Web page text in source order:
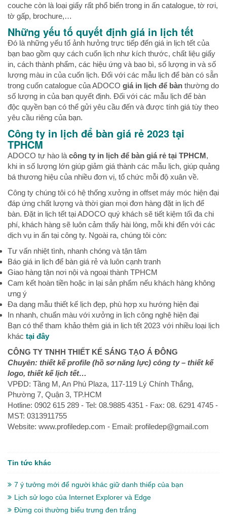
couche còn là loại giấy rất phổ biến trong in ấn catalogue, tờ rơi,
tờ gấp, brochure,…
Những yếu tố quyết định giá in lịch tết
Đó là những yếu tố ảnh hưởng trực tiếp đến giá in lịch tết của
bạn bao gồm quy cách cuốn lịch như kích thước, chất liệu giấy
in, cách thành phẩm, các hiệu ứng và bao bì, số lượng in và số
lượng màu in của cuốn lịch. Đối với các mẫu lịch để bàn có sẵn
trong cuốn catalogue của ADOCO giá in lịch để bàn thường do
số lượng in của bạn quyết định. Đối với các mẫu lịch để bàn
độc quyền bạn có thể gửi yêu cầu đến và được tính giá tùy theo
yêu cầu riêng của bạn.
Công ty in lịch để bàn giá rẻ 2023 tại
TPHCM
ADOCO tự hào là công ty in lịch để bàn giá rẻ tại TPHCM,
khi in số lượng lớn giúp giảm giá thành các mẫu lịch, giúp quảng
bá thương hiệu của nhiều đơn vị, tổ chức mỗi độ xuân về.
Công ty chúng tôi có hệ thống xưởng in offset máy móc hiện đại
đáp ứng chất lượng và thời gian mọi đơn hàng đặt in lịch để
bàn. Đặt in lịch tết tại ADOCO quý khách sẽ tiết kiệm tối đa chi
phí, khách hàng sẽ luôn cảm thấy hài lòng, mỗi khi đến với các
dịch vụ in ấn tại công ty. Ngoài ra, chúng tôi còn:
Tư vấn nhiệt tình, nhanh chóng và tận tâm
Báo giá in lịch để bàn giá rẻ và luôn cạnh tranh
Giao hàng tận nơi nội và ngoại thành TPHCM
Cam kết hoàn tiền hoặc in lại sản phẩm nếu khách hàng không
ưng ý
Đa dạng mẫu thiết kế lịch đẹp, phù hợp xu hướng hiện đại
In nhanh, chuẩn màu với xưởng in lịch công nghệ hiện đại
Bạn có thể tham khảo thêm giá in lịch tết 2023 với nhiều loại lịch
khác tại đây
CÔNG TY TNHH THIẾT KẾ SÁNG TẠO Á ĐÔNG
Chuyên: thiết kế profile (hồ sơ năng lực) công ty – thiết kế
logo, thiết kế lịch tết…
VPĐD: Tầng M, An Phú Plaza, 117-119 Lý Chính Thắng,
Phường 7, Quận 3, TP.HCM
Hotline: 0902 615 289 - Tel: 08.9885 4351 - Fax: 08. 6291 4745 -
MST: 0313911755
Website: www.profiledep.com - Email: profiledep@gmail.com
Tin tức khác
7 ý tưởng mới để người khác giữ danh thiếp của bạn
Lịch sử logo của Internet Explorer và Edge
Đừng coi thường biểu trưng đen trắng